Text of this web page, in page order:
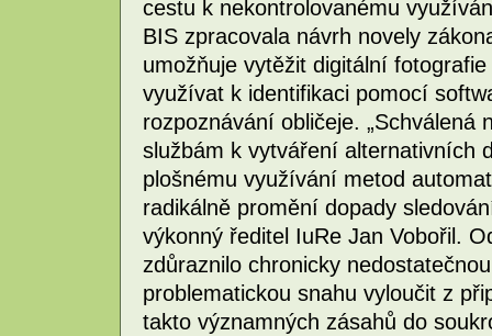
cestu k nekontrolovanému
BIS zpracovala návrh novely
umožňuje vytěžit digitální
využívat k identifikaci pomocí
rozpoznávání obličeje.
službám k vytváření alternativních
plošnému využívání metod
radikálně promění dopady
výkonný ředitel IuRe Jan Vobořil.
zdůraznilo chronicky
problematickou snahu vyloučit z
takto významných zásahů do